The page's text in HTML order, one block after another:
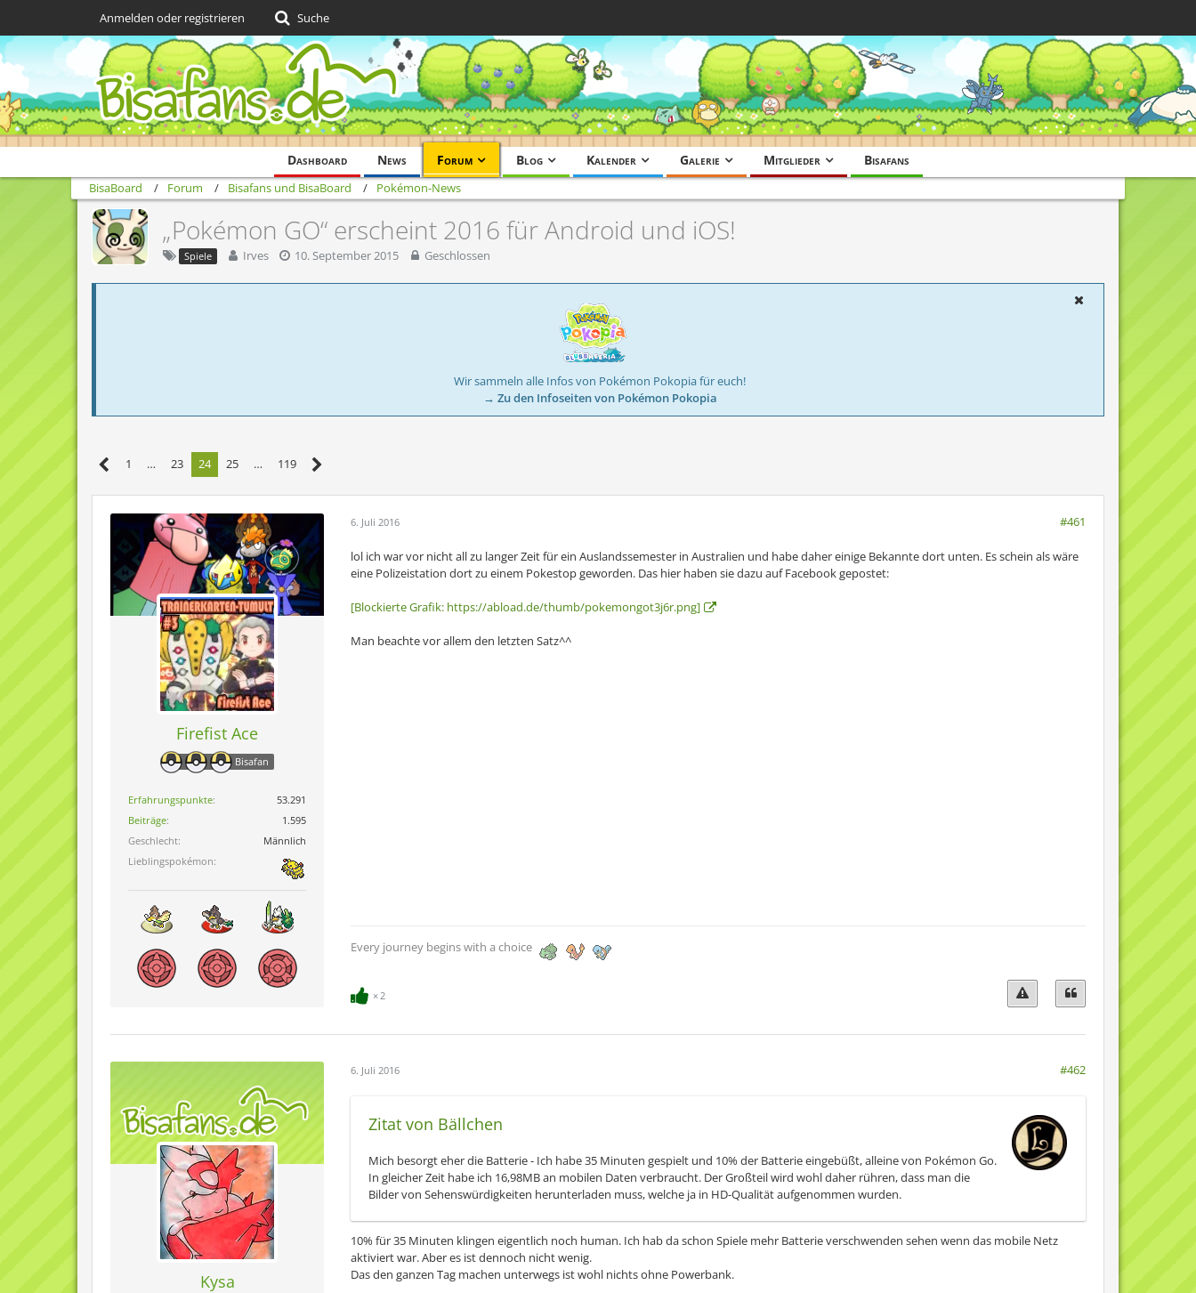
Dashboard News Forum Blog Kalender Galerie Mitglieder Bisafans
Anmelden oder registrieren Suche
BisaBoard Forum Bisafans und BisaBoard Pokémon-News
„Pokémon GO“ erscheint 2016 für Android und iOS!
Spiele Irves 10. September 2015 Geschlossen
Wir sammeln alle Infos von Pokémon Pokopia für euch!
→ Zu den Infoseiten von Pokémon Pokopia
1 … 23 24 25 … 119
Firefist Ace
Bisafan
Erfahrungspunkte
53.291
Beiträge
1.595
Geschlecht
Männlich
Lieblingspokémon
6. Juli 2016 #461
lol ich war vor nicht all zu langer Zeit für ein Auslandssemester in Australien und habe daher einige Bekannte dort unten. Es schein als wäre
eine Polizeistation dort zu einem Pokestop geworden. Das hier haben sie dazu auf Facebook gepostet:
[Blockierte Grafik: https://abload.de/thumb/pokemongot3j6r.png]
Man beachte vor allem den letzten Satz^^
Every journey begins with a choice
2
Kysa
6. Juli 2016 #462
Zitat von Bällchen
Mich besorgt eher die Batterie - Ich habe 35 Minuten gespielt und 10% der Batterie eingebüßt, alleine von Pokémon Go.
In gleicher Zeit habe ich 16,98MB an mobilen Daten verbraucht. Der Großteil wird wohl daher rühren, dass man die
Bilder von Sehenswürdigkeiten herunterladen muss, welche ja in HD-Qualität aufgenommen wurden.
10% für 35 Minuten klingen eigentlich noch human. Ich hab da schon Spiele mehr Batterie verschwenden sehen wenn das mobile Netz
aktiviert war. Aber es ist dennoch nicht wenig.
Das den ganzen Tag machen unterwegs ist wohl nichts ohne Powerbank.